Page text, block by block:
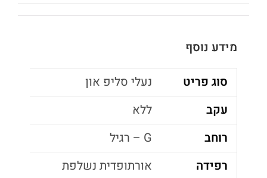
מידע נוסף
סוג פריט
נעלי סליפ און
עקב
ללא
רוחב
G – רגיל
רפידה
אורתופדית נשלפת